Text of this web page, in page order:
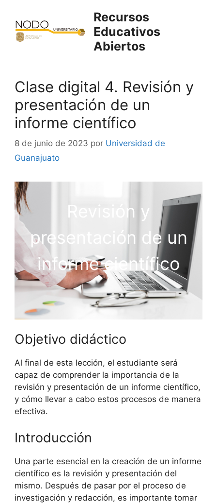
contenido
Recursos
Educativos
Abiertos
Clase digital 4. Revisión y
presentación de un
informe científico
8 de junio de 2023 por Universidad de
Guanajuato
Revisión y
presentación de un
informe científico
Objetivo didáctico
Al final de esta lección, el estudiante será
capaz de comprender la importancia de la
revisión y presentación de un informe científico,
y cómo llevar a cabo estos procesos de manera
efectiva.
Introducción
Una parte esencial en la creación de un informe
científico es la revisión y presentación del
mismo. Después de pasar por el proceso de
investigación y redacción, es importante tomar